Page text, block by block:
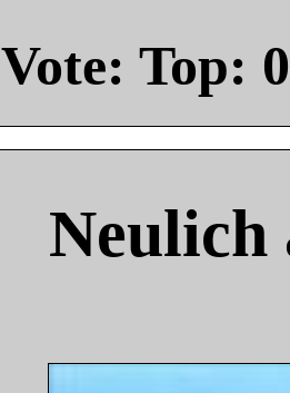
Vote: Top: 0
Neulich